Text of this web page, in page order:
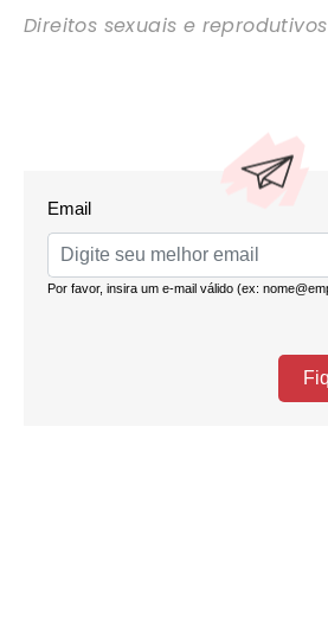
Direitos sexuais e reprodutivos